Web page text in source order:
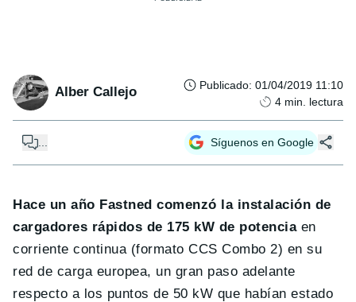
Alber Callejo Publicado: 01/04/2019 11:10
4 min. lectura
Síguenos en Google
Hace un año Fastned comenzó la instalación de
cargadores rápidos de 175 kW de potenciaen
corriente continua (formato CCS Combo 2) en su
red de carga europea, un gran paso adelante
respecto a los puntos de 50 kW que habían estado